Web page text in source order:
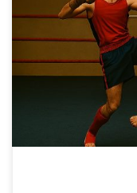
مسابقات کشوری کمیته ایچماف در تاریخ ۲۰ و ۲۱ آذر ماه ۱۴۰۴
آقایان و بانوان
برگزار میگردد. بانوان آقایان زمان ثبت نام و وزن کشی ۲۰ آذر از
ساعت ۱۶ الی ۲۱زمان مسابقات ۲۱ آذر ساعت ۸ صبح خوابگاه